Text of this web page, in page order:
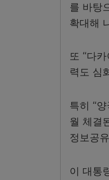
를 바탕
확대해
또 “다
력도 심
특히 “
월 체결
정보공
이 대통